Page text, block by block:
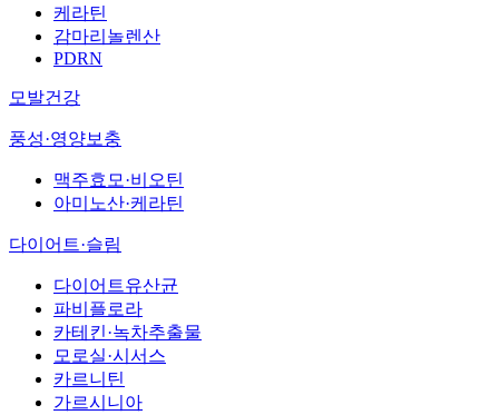
케라틴
감마리놀렌산
PDRN
모발건강
풍성·영양보충
맥주효모·비오틴
아미노산·케라틴
다이어트·슬림
다이어트유산균
파비플로라
카테킨·녹차추출물
모로실·시서스
카르니틴
가르시니아